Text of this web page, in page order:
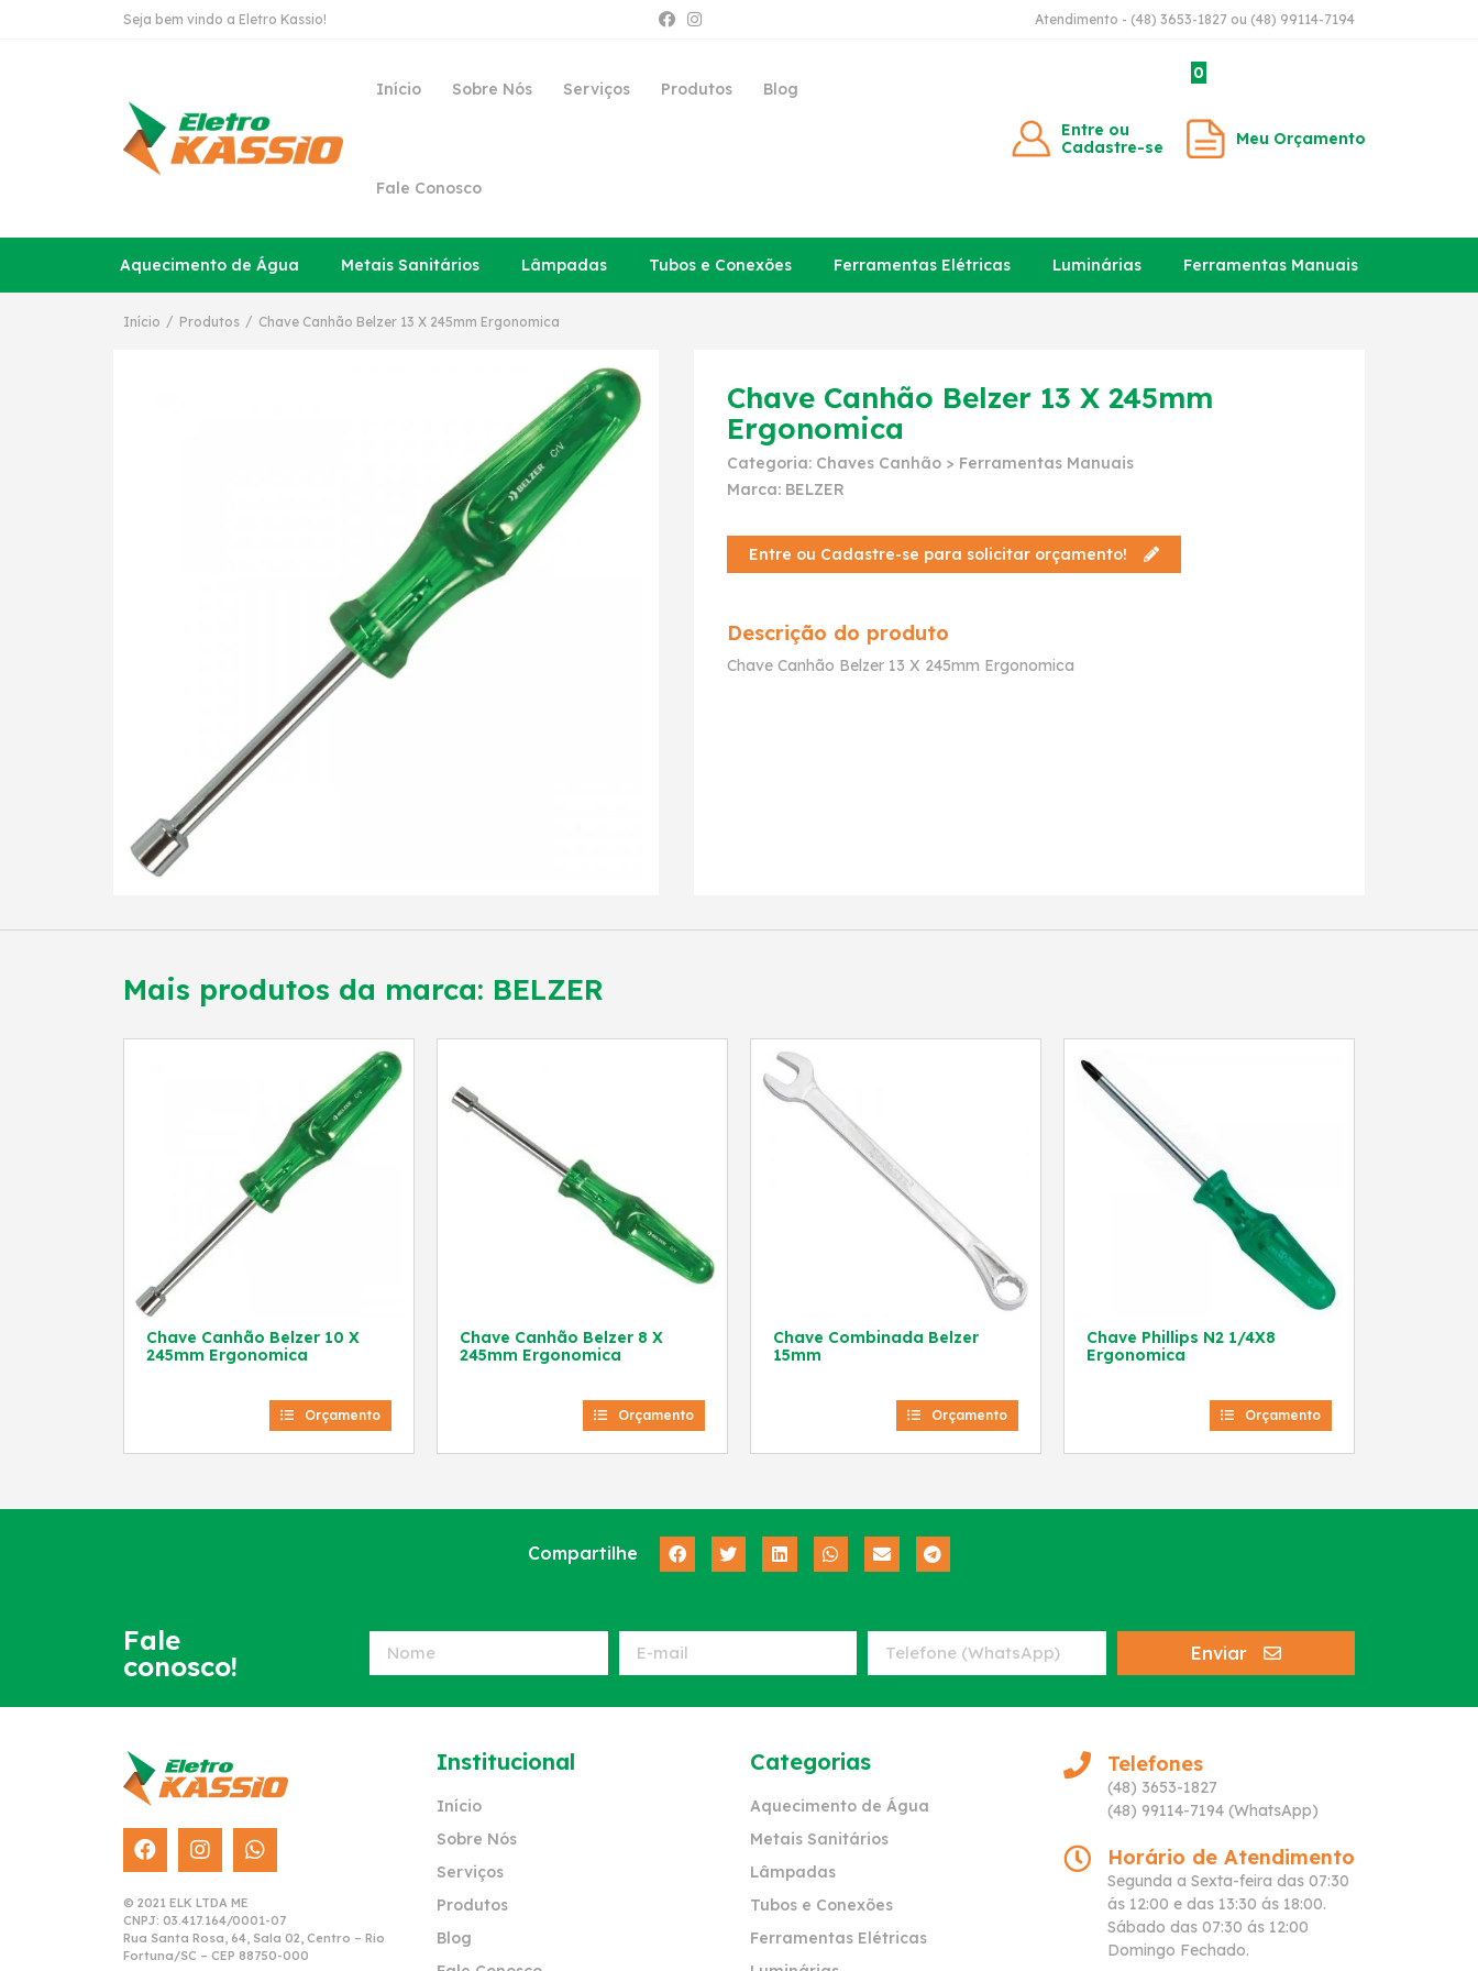
Seja bem vindo a Eletro Kassio! Atendimento - (48) 3653-1827 ou (48) 99114-7194
Início Sobre Nós Serviços Produtos Blog
Fale Conosco
Entre ou
Cadastre-se
0
Meu Orçamento
Aquecimento de Água Metais Sanitários Lâmpadas Tubos e Conexões Ferramentas Elétricas Luminárias Ferramentas Manuais
Início / Produtos / Chave Canhão Belzer 13 X 245mm Ergonomica
Chave Canhão Belzer 13 X 245mm
Ergonomica
Categoria: Chaves Canhão > Ferramentas Manuais
Marca: BELZER
Entre ou Cadastre-se para solicitar orçamento!
Descrição do produto
Chave Canhão Belzer 13 X 245mm Ergonomica
Mais produtos da marca: BELZER
Chave Canhão Belzer 10 X
245mm Ergonomica
Orçamento
Chave Canhão Belzer 8 X
245mm Ergonomica
Orçamento
Chave Combinada Belzer
15mm
Orçamento
Chave Phillips N2 1/4X8
Ergonomica
Orçamento
Compartilhe
Fale
conosco!
Enviar
© 2021 ELK LTDA ME
CNPJ: 03.417.164/0001-07
Rua Santa Rosa, 64, Sala 02, Centro – Rio
Fortuna/SC – CEP 88750-000
Institucional
Início
Sobre Nós
Serviços
Produtos
Blog
Categorias
Aquecimento de Água
Metais Sanitários
Lâmpadas
Tubos e Conexões
Ferramentas Elétricas
Telefones
(48) 3653-1827
(48) 99114-7194 (WhatsApp)
Horário de Atendimento
Segunda a Sexta-feira das 07:30
ás 12:00 e das 13:30 ás 18:00.
Sábado das 07:30 ás 12:00
Domingo Fechado.